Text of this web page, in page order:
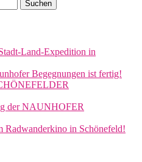
Land-Expedition in
Begegnungen ist fertig!
der NAUNHOFER
Radwanderkino in Schönefeld!